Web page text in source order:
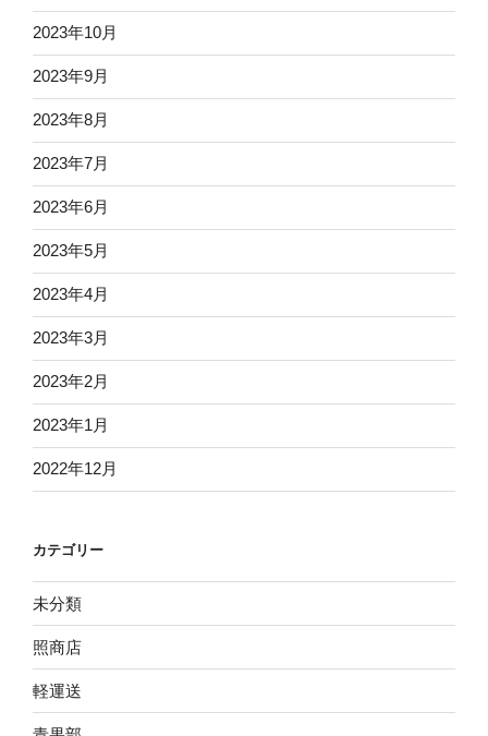
2023年10月
2023年9月
2023年8月
2023年7月
2023年6月
2023年5月
2023年4月
2023年3月
2023年2月
2023年1月
2022年12月
カテゴリー
未分類
照商店
軽運送